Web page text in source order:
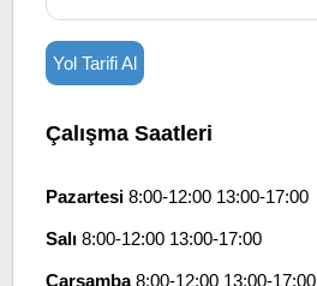
Yol Tarifi Al
Çalışma Saatleri
Pazartesi8:00-12:00 13:00-17:00
Salı8:00-12:00 13:00-17:00
Çarşamba8:00-12:00 13:00-17:00